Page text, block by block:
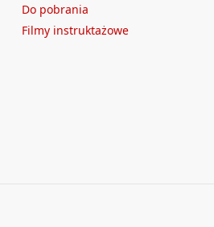
Do pobrania
Filmy instruktażowe